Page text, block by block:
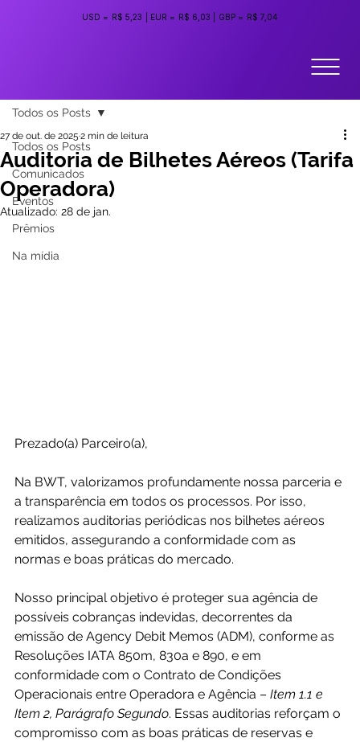
USD = R$ 5,23 EUR = R$ 6,03 GBP = R$ 7,04
Todos os Posts
Comunicados
Eventos
Prêmios
Na mídia
Todos os Posts
Auditoria de Bilhetes Aéreos (Tarifa
Operadora)
27 de out. de 2025 2 min de leitura
Atualizado: 28 de jan.
Prezado(a) Parceiro(a),
Na BWT, valorizamos profundamente nossa parceria e
a transparência em todos os processos. Por isso,
realizamos auditorias periódicas nos bilhetes aéreos
emitidos, assegurando a conformidade com as
normas e boas práticas do mercado.
Nosso principal objetivo é proteger sua agência de
possíveis cobranças indevidas, decorrentes da
emissão de Agency Debit Memos (ADM), conforme as
Resoluções IATA 850m, 830a e 890, e em
conformidade com o Contrato de Condições
Operacionais entre Operadora e Agência – Item 1.1 e
Item 2, Parágrafo Segundo. Essas auditorias reforçam o
compromisso com as boas práticas de reservas e